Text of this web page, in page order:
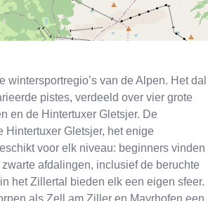
van de Alpen. Het dal
pistes, verdeeld over vier grote
en de Hintertuxer Gletsjer. De
Hintertuxer Gletsjer, het enige
voor elk niveau: beginners vinden
afdalingen, inclusief de beruchte
het Zillertal bieden elk een eigen sfeer.
als Zell am Ziller en Mayrhofen een